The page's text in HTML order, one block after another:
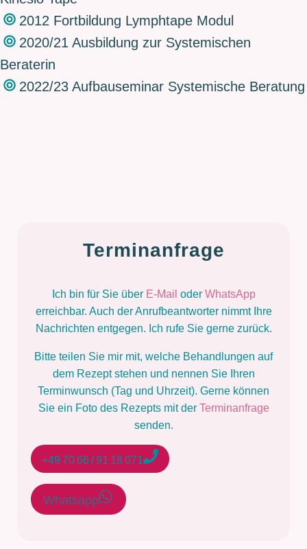
2012 Fortbildung Lymphtape Modul
2020/21 Ausbildung zur Systemischen
Beraterin
2022/23 Aufbauseminar Systemische Beratung
Terminanfrage
Ich bin für Sie über E-Mail oder WhatsApp
erreichbar. Auch der Anrufbeantworter nimmt Ihre
Nachrichten entgegen. Ich rufe Sie gerne zurück.
Bitte teilen Sie mir mit, welche Behandlungen auf
dem Rezept stehen und nennen Sie Ihren
Terminwunsch (Tag und Uhrzeit). Gerne können
Sie ein Foto des Rezepts mit der Terminanfrage
senden.
+49 70 66 / 91 18 071
Whatsapp